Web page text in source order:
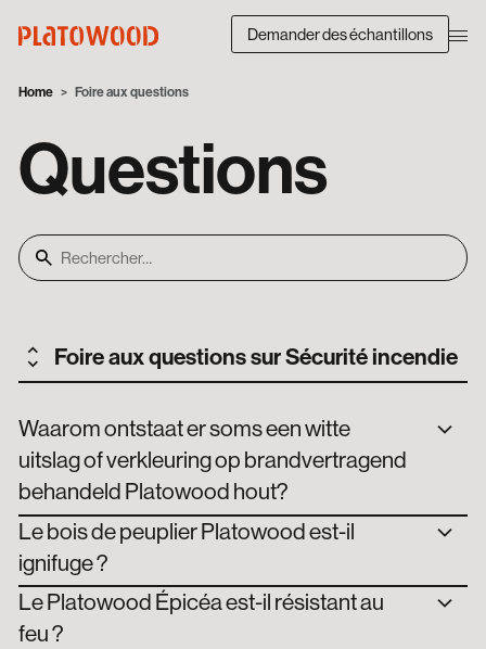
Demander des échantillons
Home Foire aux questions
Questions
Foire aux questions sur Sécurité incendie
Sécurité incendie
Revêtement de façade
Bois de châssis
Prix
Lames de terrasse
Plaintes
Maintenance
Bois Platowood
Finitions
Waarom ontstaat er soms een witte
uitslag of verkleuring op brandvertragend
behandeld Platowood hout?
Le bois de peuplier Platowood est-il
ignifuge ?
Le Platowood Épicéa est-il résistant au
feu ?